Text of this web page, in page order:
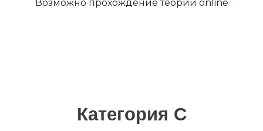
Возможно прохождение теории online